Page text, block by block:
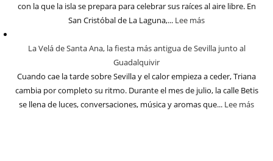
con la que la isla se prepara para celebrar sus raíces al aire libre. En
San Cristóbal de La Laguna,... Lee más
La Velá de Santa Ana, la fiesta más antigua de Sevilla junto al
Guadalquivir
Cuando cae la tarde sobre Sevilla y el calor empieza a ceder, Triana
cambia por completo su ritmo. Durante el mes de julio, la calle Betis
se llena de luces, conversaciones, música y aromas que... Lee más